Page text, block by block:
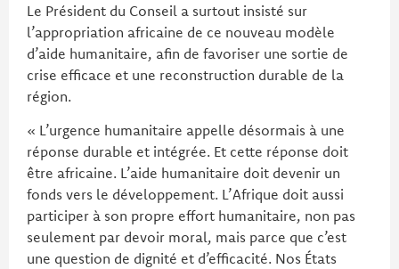
Le Président du Conseil a surtout insisté sur
l’appropriation africaine de ce nouveau modèle
d’aide humanitaire, afin de favoriser une sortie de
crise efficace et une reconstruction durable de la
région.
« L’urgence humanitaire appelle désormais à une
réponse durable et intégrée. Et cette réponse doit
être africaine. L’aide humanitaire doit devenir un
fonds vers le développement. L’Afrique doit aussi
participer à son propre effort humanitaire, non pas
seulement par devoir moral, mais parce que c’est
une question de dignité et d’efficacité. Nos États